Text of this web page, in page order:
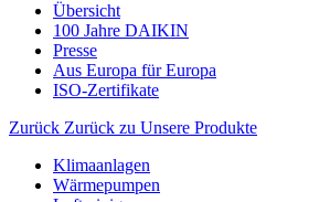
Übersicht
100 Jahre DAIKIN
Presse
Aus Europa für Europa
ISO-Zertifikate
Zurück Zurück zu Unsere Produkte
Klimaanlagen
Wärmepumpen